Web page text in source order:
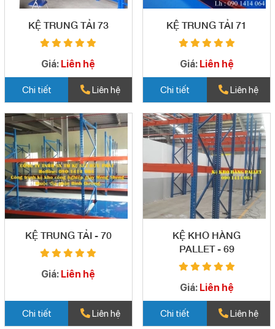
KỆ TRUNG TẢI 73
Giá: Liên hệ
Chi tiết Liên hệ
KỆ TRUNG TẢI 71
Giá: Liên hệ
Chi tiết Liên hệ
KỆ TRUNG TẢI - 70
Giá: Liên hệ
Chi tiết Liên hệ
KỆ KHO HÀNG
PALLET - 69
Giá: Liên hệ
Chi tiết Liên hệ